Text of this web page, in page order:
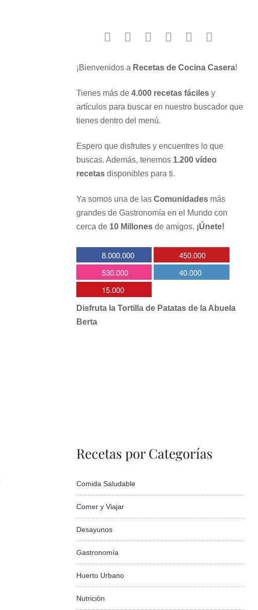
¡Bienvenidos a Recetas de Cocina Casera!
Tienes más de 4.000 recetas fácilesy
artículos para buscar en nuestro buscador que
tienes dentro del menú.
Espero que disfrutes y encuentres lo que
buscas. Además, tenemos 1.200 vídeo
recetasdisponibles para ti.
Ya somos una de las Comunidadesmás
grandes de Gastronomía en el Mundo con
cerca de 10 Millonesde amigos. ¡Únete!
8.000.000
450.000
530.000
40.000
15.000
Disfruta la Tortilla de Patatas de la Abuela
Berta
Recetas por Categorías
Comida Saludable
Comer y Viajar
Desayunos
Gastronomía
Huerto Urbano
Nutrición